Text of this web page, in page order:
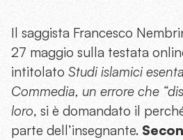
Il saggista Francesco
27 maggio sulla testata
intitolato Studi islamici
Commedia, un errore che
loro, si è domandato il
parte dell’insegnante.